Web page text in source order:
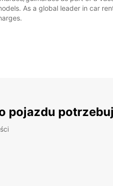
As a global leader in car
pojazdu